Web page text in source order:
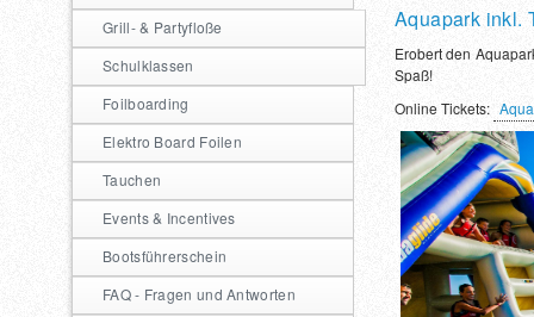
Grill- & Partyfloße
Schulklassen
Foilboarding
Elektro Board Foilen
Tauchen
Events & Incentives
Bootsführerschein
FAQ - Fragen und Antworten
Aquapark inkl.
Erobert den
Spaß!
Online Tickets: